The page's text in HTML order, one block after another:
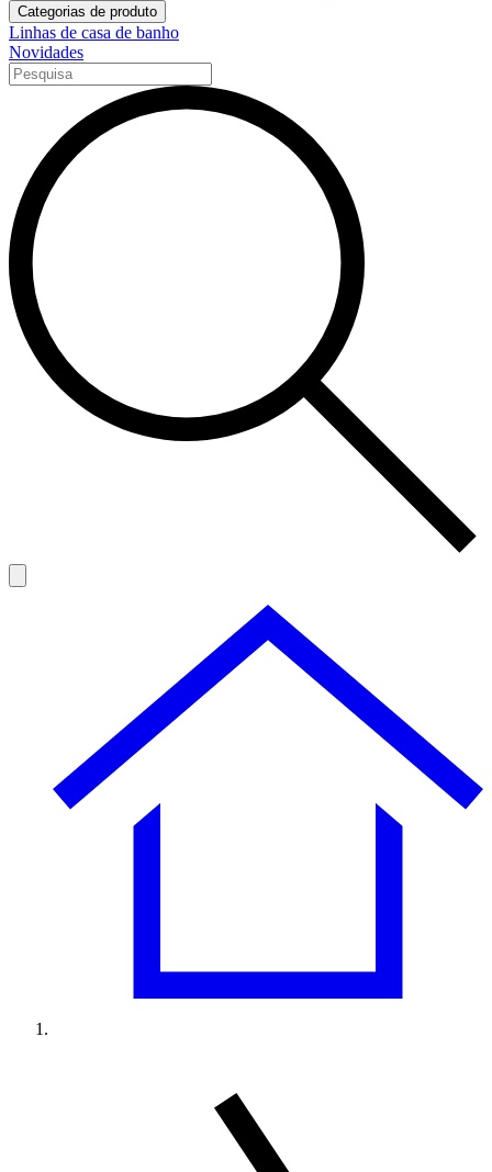
Categorias de produto
Linhas de casa de banho
Novidades